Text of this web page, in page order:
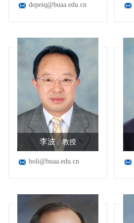
depeiq@buaa.edu.cn
李波 教授
boli@buaa.edu.cn